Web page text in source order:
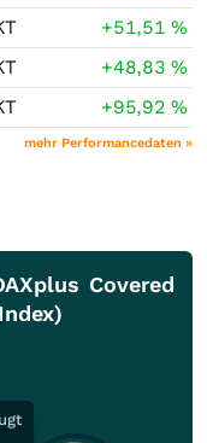
+51,51%
+48,83%
+95,92%
mehr Performancedaten »
Covered